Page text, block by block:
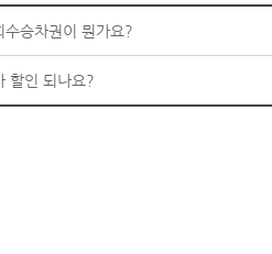
수승차권이 뭔가요?
할인 되나요?